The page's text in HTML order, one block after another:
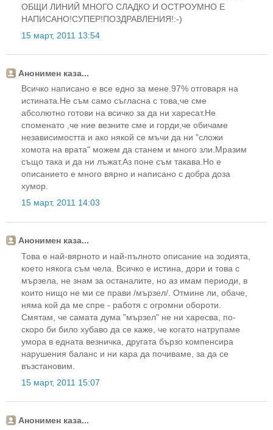
ОБЩИ ЛИНИЙ МНОГО СЛАДКО И ОСТРОУМНО Е
НАПИСАНО!СУПЕР!ПОЗДРАВЛЕНИЯ!:-)
15 март, 2011 13:54
Анонимен каза...
Всичко написано е все едно за мене.97% отговаря на
истината.Не съм само съгласна с това,че сме
абсолютно готови на всичко за да ни харесат.Не
споменато ,че ние везните сме и горди,че обичаме
независимостта и ако някой се мъчи да ни "сложи
хомота на врата" можем да станем и много зли.Мразим
също така и да ни лъжат.Аз поне съм такава.Но е
описанието е много вярно и написано с добра доза
хумор.
15 март, 2011 14:03
Анонимен каза...
Това е най-вярното и най-пълното описание на зодията,
което някога съм чела. Всичко е истина, дори и това с
мързела, не знам за останалите, но аз имам периоди, в
които нищо не ми се прави /мързел/. Отмине ли, обаче,
няма кой да ме спре - работя с огромни обороти.
Смятам, че самата дума "мързел" не ни харесва, по-
скоро би било хубаво да се каже, че когато натрупаме
умора в едната везничка, другата бързо компенсира
нарушения баланс и ни кара да почиваме, за да се
възстановим.
15 март, 2011 15:07
Анонимен каза...